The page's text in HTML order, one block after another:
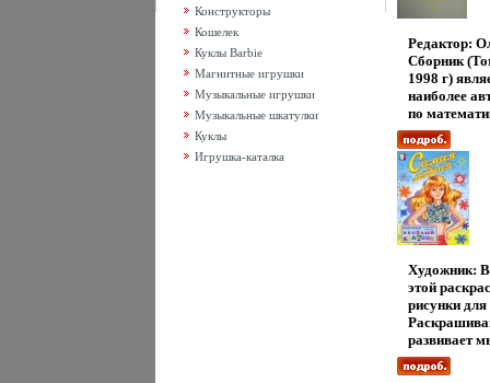
Конструкторы
Кошелек
Куклы Barbie
Магнитные игрушки
Музыкальные игрушки
Музыкальные шкатулки
Куклы
Игрушка-каталка
Редактор:
Сборник
1998 г)
наиболее
по
внутри?
Художник:
этой
рисунки для
развивает
моторику
полезна для